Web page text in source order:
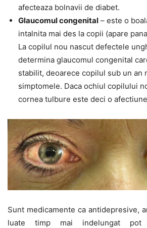
afecteaza bolnavii de diabet.
Glaucomul congenital – este o
intalnita mai des la copii (apare
La copilul nou nascut defectele
determina glaucomul congenital
stabilit, deoarece copilul sub un an
simptomele. Daca ochiul copilului
cornea tulbure este deci o
Sunt medicamente ca antidepresive,
luate timp mai indelungat pot